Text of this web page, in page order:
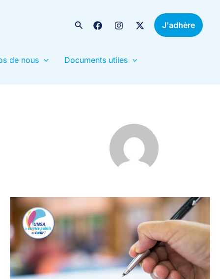
Rechercher J'adhère
de nous
Documents utiles